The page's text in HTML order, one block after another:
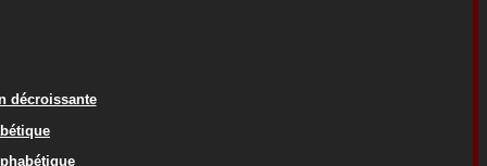
décroissante